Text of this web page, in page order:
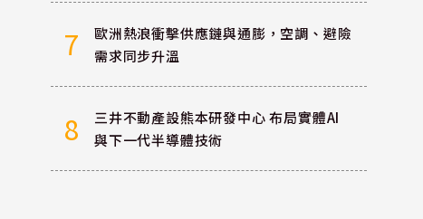
7
歐洲熱浪衝擊供應鏈與通膨，空調、避險
需求同步升溫
8
三井不動產設熊本研發中心 布局實體AI
與下一代半導體技術